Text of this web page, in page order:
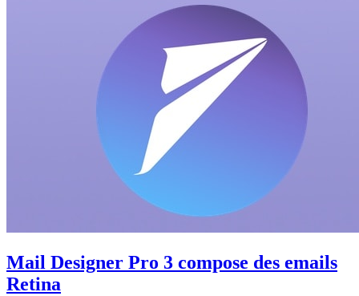
Mail Designer Pro 3 compose des emails
Retina